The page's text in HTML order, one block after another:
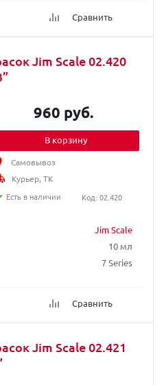
Сравнить
Jim Scale 02.420
Jim Scale
10 мл
7 Series
Сравнить
960 руб.
В корзину
Самовывоз
Курьер, ТК
Есть в наличии
Код: 02.420
Jim Scale 02.421